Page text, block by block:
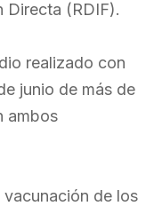
Directa (RDIF).
realizado con
junio de más de
ambos
de los